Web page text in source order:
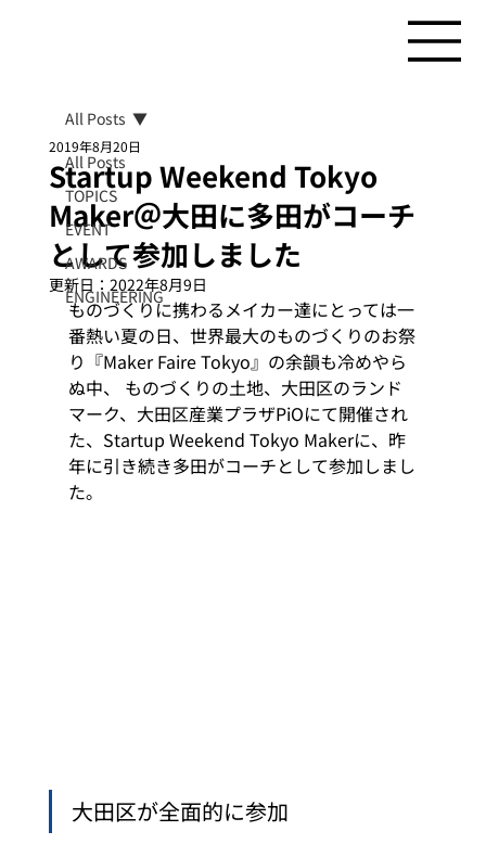
All Posts
TOPICS
EVENT
AWARDS
ENGINEERING
All Posts
Startup Weekend Tokyo
Maker＠大田に多田がコーチ
として参加しました
2019年8月20日
更新日： 2022年8月9日
ものづくりに携わるメイカー達にとっては一
番熱い夏の日、世界最大のものづくりのお祭
り『Maker Faire Tokyo』の余韻も冷めやら
ぬ中、 ものづくりの土地、大田区のランド
マーク、大田区産業プラザPiOにて開催され
た、Startup Weekend Tokyo Makerに、昨
年に引き続き多田がコーチとして参加しまし
た。
大田区が全面的に参加